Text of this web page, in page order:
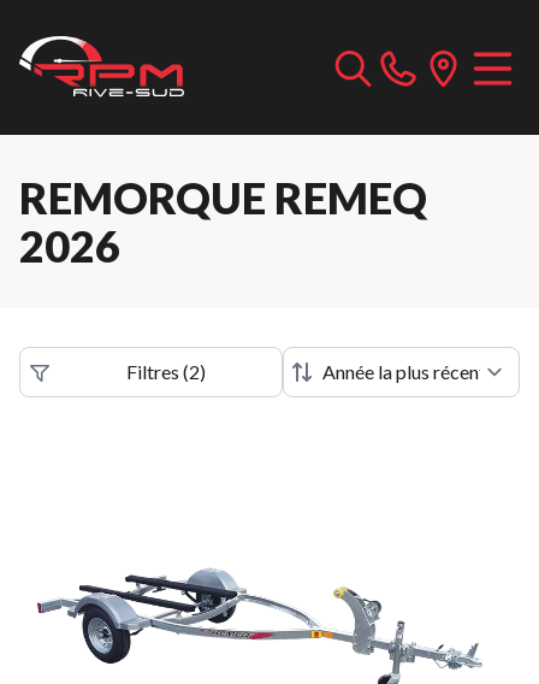
REMORQUE REMEQ
2026
Filtres (2)